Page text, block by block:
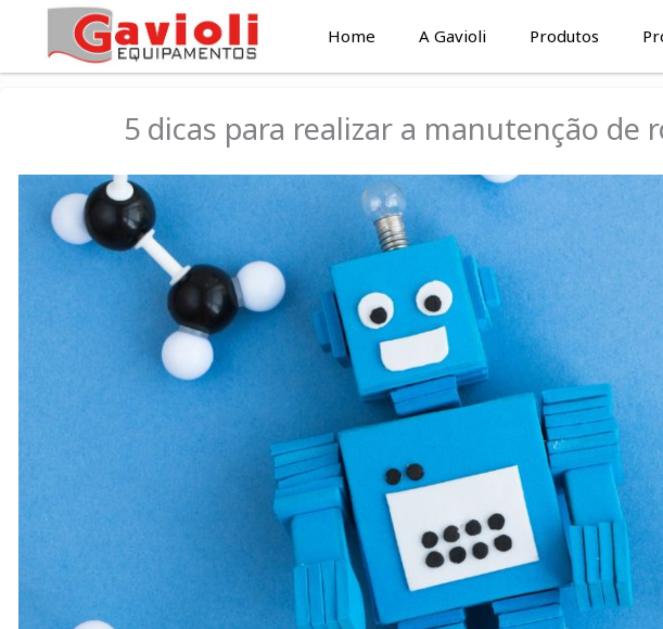
o
Home A Gavioli Produtos
5 dicas para realizar a manutenção